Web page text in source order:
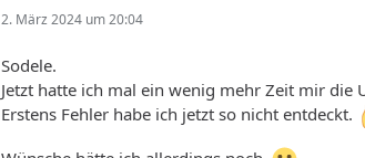
2. März 2024 um 20:04
Sodele.
Jetzt hatte ich mal ein wenig mehr Zeit mir die
Erstens Fehler habe ich jetzt so nicht entdeckt.